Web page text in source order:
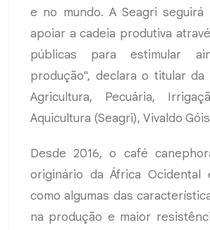
e no mundo. A Seagri seguirá
apoiar a cadeia produtiva
públicas para estimular
produção", declara o titular da
Agricultura, Pecuária,
Aquicultura (Seagri), Vivaldo
Desde 2016, o café
originário da África Ocidental
como algumas das
na produção e maior